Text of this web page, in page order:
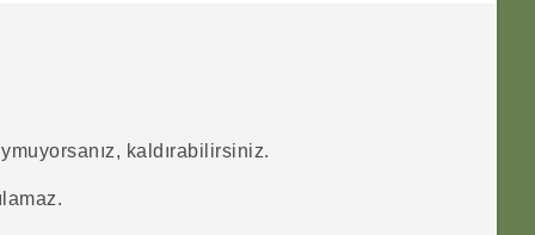
kaldırabilirsiniz.